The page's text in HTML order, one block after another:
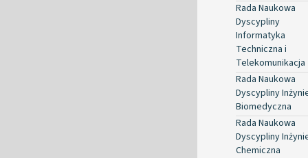
Rada Naukowa
Dyscypliny
Informatyka
Techniczna i
Telekomunikacja
Rada Naukowa
Dyscypliny
Biomedyczna
Rada Naukowa
Dyscypliny
Chemiczna